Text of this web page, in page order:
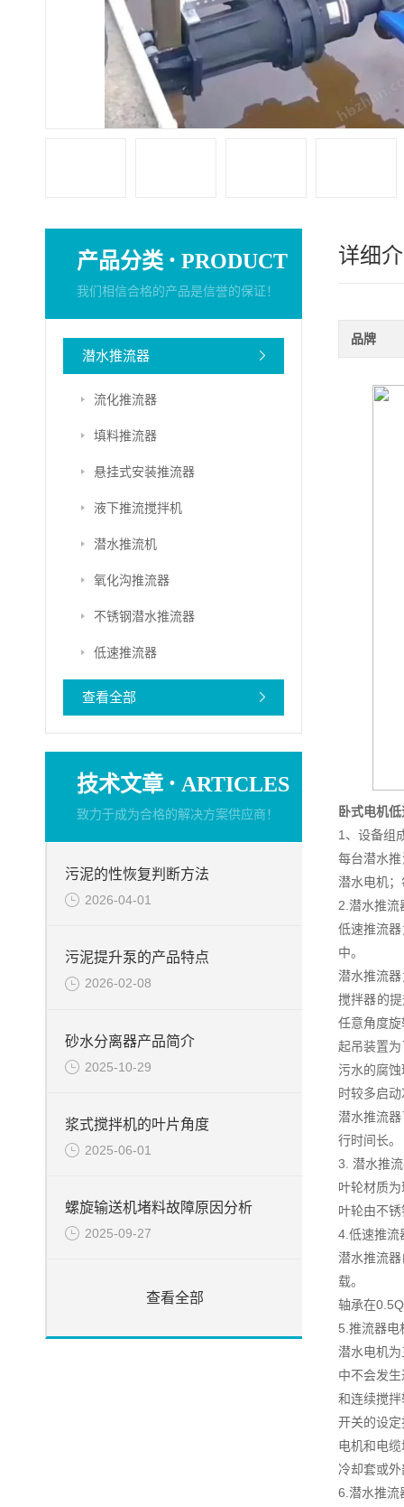
产品分类 · PRODUCT
我们相信合格的产品是信誉的保证！
潜水推流器
流化推流器
填料推流器
悬挂式安装推流器
液下推流搅拌机
潜水推流机
氧化沟推流器
不锈钢潜水推流器
低速推流器
查看全部
技术文章 · ARTICLES
致力于成为合格的解决方案供应商！
污泥的性恢复判断方法
2026-04-01
污泥提升泵的产品特点
2026-02-08
砂水分离器产品简介
2025-10-29
浆式搅拌机的叶片角度
2025-06-01
螺旋输送机堵料故障原因分析
2025-09-27
查看全部
详细
品牌
卧式电机
1、设备组
每台潜水
潜水电机
2.潜水推流
低速推流
中。
潜水推流
搅拌器的
任意角度
起吊装置
污水的腐
时较多启
潜水推流
行时间长。
3. 潜水推
叶轮材质
叶轮由不
4.低速推流
潜水推流
载。
轴承在
5.推流器电
潜水电机
中不会发
和连续搅
开关的设
电机和电
冷却套或
6.潜水推流